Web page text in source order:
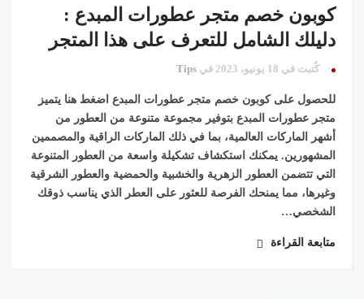
كوبون خصم متجر عطورات المبدع :
دليلك الشامل للتعرف على هذا المتجر
كُتبت في 18 يونيو، 2023 في Tips
للحصول على كوبون خصم متجر عطورات المبدع اضغط هنا يتميز
متجر عطورات المبدع بتوفير مجموعة متنوعة من العطور من
أشهر الماركات العالمية، بما في ذلك الماركات الراقية والمصممين
المشهورين. يمكنك استكشاف تشكيلة واسعة من العطور المتنوعة
التي تتضمن العطور الزهرية والخشبية والحمضية والعطور الشرقية
وغيرها، مما يمنحك الفرصة للعثور على العطر الذي يناسب ذوقك
الشخصي…
متابعة القراءة